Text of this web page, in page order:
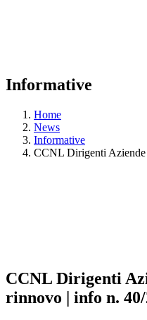
Informative
Home
News
Informative
CCNL Dirigenti
CCNL Dirigenti
rinnovo | info n.